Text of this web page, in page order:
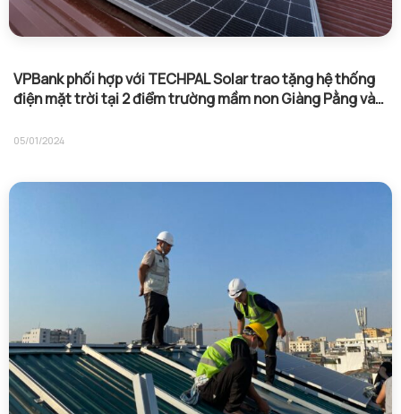
VPBank phối hợp với TECHPAL Solar trao tặng hệ thống
điện mặt trời tại 2 điểm trường mầm non Giàng Pằng và
05/01/2024